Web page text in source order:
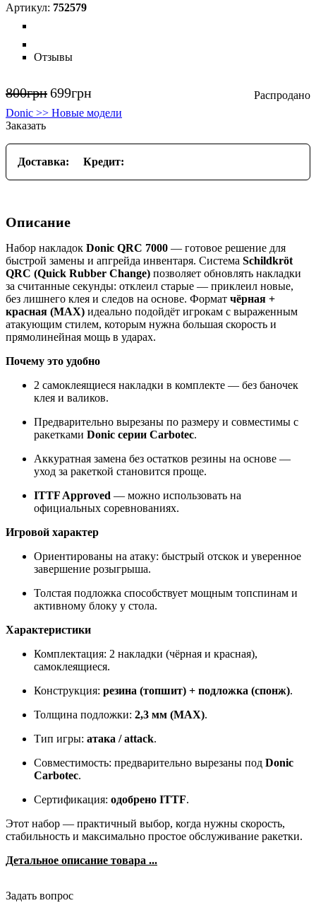
752579
Отзывы
800грн699грн
Donic >> Новые модели
Заказать
Доставка: Кредит:
Описание
Набор накладок Donic QRC 7000 — готовое решение для
быстрой замены и апгрейда инвентаря. Система Schildkröt
QRC (Quick Rubber Change) позволяет обновлять накладки
за считанные секунды: отклеил старые — приклеил новые,
без лишнего клея и следов на основе. Формат чёрная +
красная (MAX) идеально подойдёт игрокам с выраженным
атакующим стилем, которым нужна большая скорость и
прямолинейная мощь в ударах.
Почему это удобно
2 самоклеящиеся накладки в комплекте — без баночек
клея и валиков.
Предварительно вырезаны по размеру и совместимы с
ракетками Donic серии Carbotec.
Аккуратная замена без остатков резины на основе —
уход за ракеткой становится проще.
ITTF Approved — можно использовать на
официальных соревнованиях.
Игровой характер
Ориентированы на атаку: быстрый отскок и уверенное
завершение розыгрыша.
Толстая подложка способствует мощным топспинам и
активному блоку у стола.
Характеристики
Комплектация: 2 накладки (чёрная и красная),
самоклеящиеся.
Конструкция: резина (топшит) + подложка (спонж).
Толщина подложки: 2,3 мм (MAX).
Тип игры: атака / attack.
Совместимость: предварительно вырезаны под Donic
Carbotec.
Сертификация: одобрено ITTF.
Этот набор — практичный выбор, когда нужны скорость,
стабильность и максимально простое обслуживание ракетки.
Детальное описание товара ...
Задать вопрос